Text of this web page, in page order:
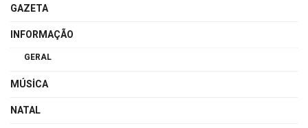
GAZETA
INFORMAÇÃO
GERAL
MÚSICA
NATAL